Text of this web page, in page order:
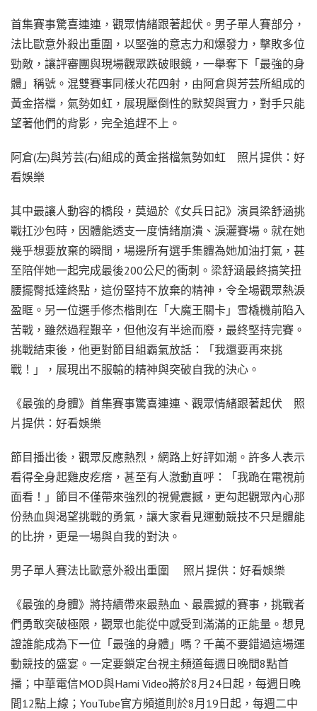
首集賽事驚喜連連，觀眾情緒跟著起伏。男子單人賽部分，
法比歐意外殺出重圍，以堅強的意志力和爆發力，擊敗多位
勁敵，讓評審團與現場觀眾跌破眼鏡，一舉奪下「最強的身
體」稱號。混雙賽事同樣火花四射，由阿倉與芳芸所組成的
黃金搭檔，氣勢如虹，展現壓倒性的默契與實力，對手只能
望著他們的背影，完全追趕不上。
阿倉(左)與芳芸(右)組成的黃金搭檔氣勢如虹 照片提供：好
看娛樂
其中最讓人動容的橋段，莫過於《女兵日記》演員梁舒涵挑
戰扛沙包時，因體能透支一度情緒崩潰、淚灑賽場。就在她
幾乎想要放棄的瞬間，場邊所有選手集體為她加油打氣，甚
至陪伴她一起完成最後200公尺的衝刺。梁舒涵最終搞笑扭
腰擺臀抵達終點，這份堅持不放棄的精神，令全場觀眾熱淚
盈眶。另一位選手修杰楷則在「大魔王關卡」雪橇機前陷入
苦戰，雖然過程艱辛，但他沒有半途而廢，最終堅持完賽。
挑戰結束後，他更對節目組霸氣放話：「我還要再來挑
戰！」，展現出不服輸的精神與突破自我的決心。
《最強的身體》首集賽事驚喜連連、觀眾情緒跟著起伏 照
片提供：好看娛樂
節目播出後，觀眾反應熱烈，網路上好評如潮。許多人表示
看得全身起雞皮疙瘩，甚至有人激動直呼：「我跪在電視前
面看！」節目不僅帶來強烈的視覺震撼，更勾起觀眾內心那
份熱血與渴望挑戰的勇氣，讓大家看見運動競技不只是體能
的比拚，更是一場與自我的對決。
男子單人賽法比歐意外殺出重圍 照片提供：好看娛樂
《最強的身體》將持續帶來最熱血、最震撼的賽事，挑戰者
們勇敢突破極限，觀眾也能從中感受到滿滿的正能量。想見
證誰能成為下一位「最強的身體」嗎？千萬不要錯過這場運
動競技的盛宴。一定要鎖定台視主頻道每週日晚間8點首
播；中華電信MOD與Hami Video將於8月24日起，每週日晚
間12點上線；YouTube官方頻道則於8月19日起，每週二中